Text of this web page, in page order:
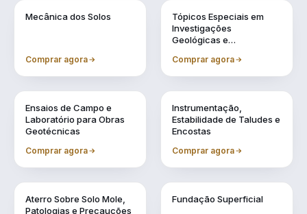
Mecânica dos Solos
Comprar agora
Vol. 10
Tópicos Especiais em
Investigações
Geológicas e
Comprar agora
Ensaios de Campo e
Laboratório para Obras
Geotécnicas
Comprar agora
Instrumentação,
Estabilidade de Taludes e
Encostas
Comprar agora
Aterro Sobre Solo Mole,
Patologias e Precauções
Fundação Superficial